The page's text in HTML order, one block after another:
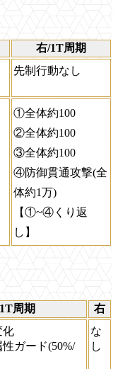
右/1T周期
先制行動なし
①全体約100
②全体約100
③全体約100
④防御貫通攻撃(全
体約1万)
【①~④くり返
し】
周期
右
化
ガード(50%/
な
し